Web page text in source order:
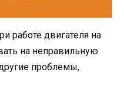
работе двигателя на
на неправильную
проблемы,